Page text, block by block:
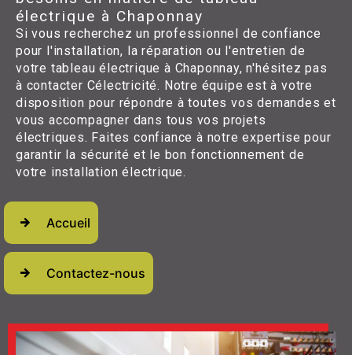
électrique à Chaponnay
Si vous recherchez un professionnel de confiance
pour l'installation, la réparation ou l'entretien de
votre tableau électrique à Chaponnay, n'hésitez pas
à contacter Célectricité. Notre équipe est à votre
disposition pour répondre à toutes vos demandes et
vous accompagner dans tous vos projets
électriques. Faites confiance à notre expertise pour
garantir la sécurité et le bon fonctionnement de
votre installation électrique.
Accueil
Contactez-nous